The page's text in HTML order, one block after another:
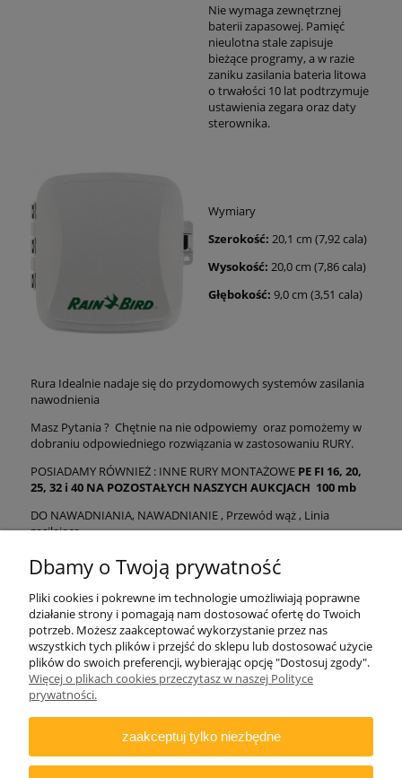
Nie wymaga zewnętrznej
baterii zapasowej. Pamięć
nieulotna stale zapisuje
bieżące programy, a w razie
zaniku zasilania bateria litowa
o trwałości 10 lat podtrzymuje
ustawienia zegara oraz daty
sterownika.
Wymiary
Szerokość: 20,1 cm (7,92 cala)
Wysokość: 20,0 cm (7,86 cala)
Głębokość: 9,0 cm (3,51 cala)
Rura Idealnie nadaje się do przydomowych systemów zasilania
nawodnienia
Masz Pytania ? Chętnie na nie odpowiemy oraz pomożemy w
dobraniu odpowiedniego rozwiązania w zastosowaniu RURY.
POSIADAMY RÓWNIEŻ : INNE RURY MONTAŻOWE PE FI 16, 20,
25, 32 i 40 NA POZOSTAŁYCH NASZYCH AUKCJACH 100 mb
DO NAWADNIANIA, NAWADNIANIE , Przewód wąż , Linia
zasilająca
ZAMAWIANIE
DODATKOWE
Dbamy o Twoją prywatność
Pliki cookies i pokrewne im technologie umożliwiają poprawne
działanie strony i pomagają nam dostosować ofertę do Twoich
potrzeb. Możesz zaakceptować wykorzystanie przez nas
wszystkich tych plików i przejść do sklepu lub dostosować użycie
plików do swoich preferencji, wybierając opcję "Dostosuj zgody".
Więcej o plikach cookies przeczytasz w naszej Polityce
prywatności.
zaakceptuj tylko niezbędne